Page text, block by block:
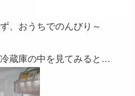
、おうちでのんびり～
蔵庫の中を見てみると…